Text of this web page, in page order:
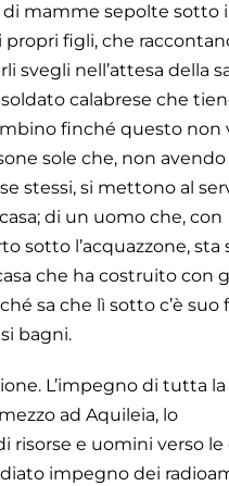
di mamme sepolte sotto i
propri figli, che
svegli nell’attesa della
calabrese che
finché questo non
sole che, non
stessi, si mettono al
di un uomo che, con
sotto l’acquazzone, sta
che ha costruito con
sa che lì sotto c’è suo
bagni.
L’impegno di tutta la
ad Aquileia, lo
risorse e uomini verso le
impegno dei